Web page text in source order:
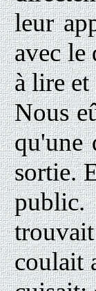
leur
avec le
à lire et
Nous
qu'une
sortie.
public.
coulait